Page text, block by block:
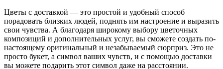
Цветы с доставкой — это простой и удобный способ
порадовать близких людей, поднять им настроение и выразить
свои чувства. А благодаря широкому выбору цветочных
композиций и дополнительных услуг, вы сможете создать по-
настоящему оригинальный и незабываемый сюрприз. Это не
просто букет, а символ ваших чувств, и с помощью доставки
вы можете подарить этот символ даже на расстоянии.